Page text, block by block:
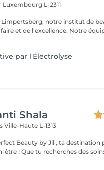
Luxembourg L-2311
Limpertsberg, notre institut de
Notre équipe d'expertes
par l'Électrolyse
Shala
Ville-Haute L-1313
Beauty by Jil , ta destination
classiques ou